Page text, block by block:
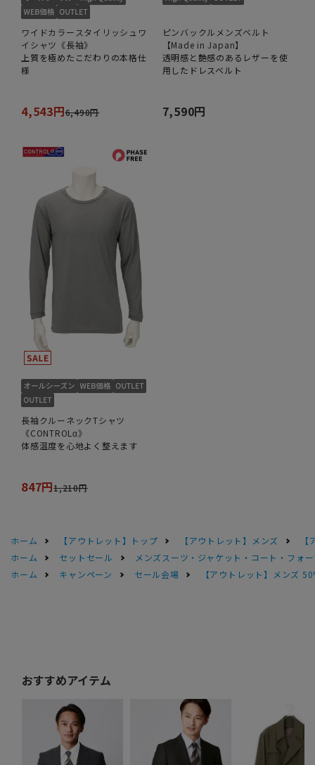
ワイドカラースタイリッシュワ
イシャツ《長袖》
上質を極めたこだわりの本格仕
様
4,543円6,490円
ピンバックルメンズベルト
【Made in Japan】
透明感と艶感のあるレザーを使
用したドレスベルト
7,590円
長袖クルーネックTシャツ
《CONTROLα》
体感温度を心地よく整えます
847円1,210円
ホーム 【アウトレット】トップ 【アウトレット】メンズ
ホーム
セットセール
メンズスーツ・ジャケット・コート・フォ
ホーム
キャンペーン セール会場 【アウトレット】メンズ